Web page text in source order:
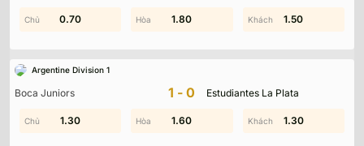
0.20 2.00 1.70
0.70 1.80 1.50
Argentine Division 1
Boca Juniors 1-0 Estudiantes La Plata
0.60 1.70 1.20
1.30 1.60 1.30